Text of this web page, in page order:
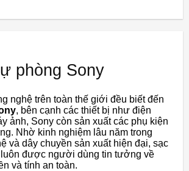
phòng Sony
nghệ trên toàn thế giới đều biết đến
, bên cạnh các thiết bị như điện
ảnh, Sony còn sản xuất các phụ kiện
Nhờ kinh nghiệm lâu năm trong
và dây chuyền sản xuất hiện đại, sạc
được người dùng tin tưởng về
và tính an toàn.